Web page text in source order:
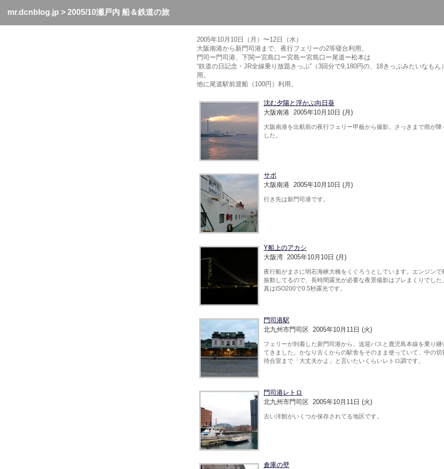
mr.dcnblog.jp > 2005/10瀬戸内 船＆鉄道の旅
2005年10月10日（月）〜12日（水）
大阪南港から新門司港まで、夜行フェリーの2等寝台利用。
門司ー門司港、下関ー宮島口ー宮島ー宮島口ー尾道ー松本は
“鉄道の日記念・JR全線乗り放題きっぷ”（3回分で9,180円の、18きっぷみたいなもん
用。
他に尾道駅前渡船（100円）利用。
沈む夕陽と浮かぶ向日葵
大阪南港 2005年10月10日 (月)
大阪南港を出航前の夜行フェリー甲板から撮影。さっきまで雨が降
した。
サボ
大阪南港 2005年10月10日 (月)
行き先は新門司港です。
Y船上のアカシ
大阪湾 2005年10月10日 (月)
夜行船がまさに明石海峡大橋をくぐろうとしています。エンジンで
振動してるので、長時間露光が必要な夜景撮影はブレまくりでした
真はISO200で0.5秒露光です。
門司港駅
北九州市門司区 2005年10月11日 (火)
フェリーが到着した新門司港から、送迎バスと鹿児島本線を乗り継
てきました。かなり古くからの駅舎をそのまま使っていて、中の切
待合室まで「大丈夫かよ」と言いたいくらいレトロ調です。
門司港レトロ
北九州市門司区 2005年10月11日 (火)
古い洋館がいくつか保存されてる地区です。
倉庫の壁